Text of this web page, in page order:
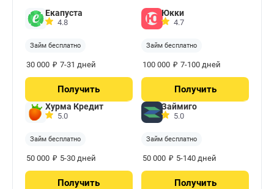
Екапуста
4.8
Займ бесплатно
30 000 ₽ 7-31 дней
Получить
Юкки
4.7
Займ бесплатно
100 000 ₽ 7-100 дней
Получить
Хурма Кредит
5.0
Займ бесплатно
50 000 ₽ 5-30 дней
Получить
Займиго
5.0
Займ бесплатно
50 000 ₽ 5-140 дней
Получить